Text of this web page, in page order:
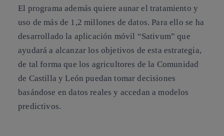
El programa además quiere aunar el tratamiento y
uso de más de 1,2 millones de datos. Para ello se ha
desarrollado la aplicación móvil “Sativum” que
ayudará a alcanzar los objetivos de esta estrategia,
de tal forma que los agricultores de la Comunidad
de Castilla y León puedan tomar decisiones
basándose en datos reales y accedan a modelos
predictivos.